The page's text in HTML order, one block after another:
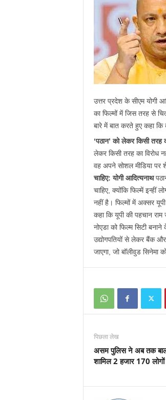
उत्तर प्रदेश के सीएम योगी
का फिल्मों में जिस तरह से
बारे में बात करते हुए कहा
‘पठान’ को लेकर किसी तरह
लेकर किसी तरह का विरोध
वह अपने सोशल मीडिया पर
चाहिए: योगी आदित्यनाथ
चाहिए, क्योंकि फिल्में
नहीं है। फिल्मों में अक्सर
कहा कि यूपी की पहचान
नोएडा को फिल्म सिटी
उद्योगपतियों से लेकर बैंक
जाएगा, जो बॉलीवुड सिनेमा
पिछला लेख
असम पुलिस ने अब तक बाल
शामिल 2 हजार 170 लोगों